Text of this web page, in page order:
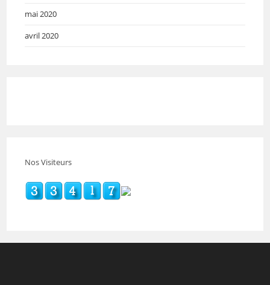
mai 2020
avril 2020
Nos Visiteurs